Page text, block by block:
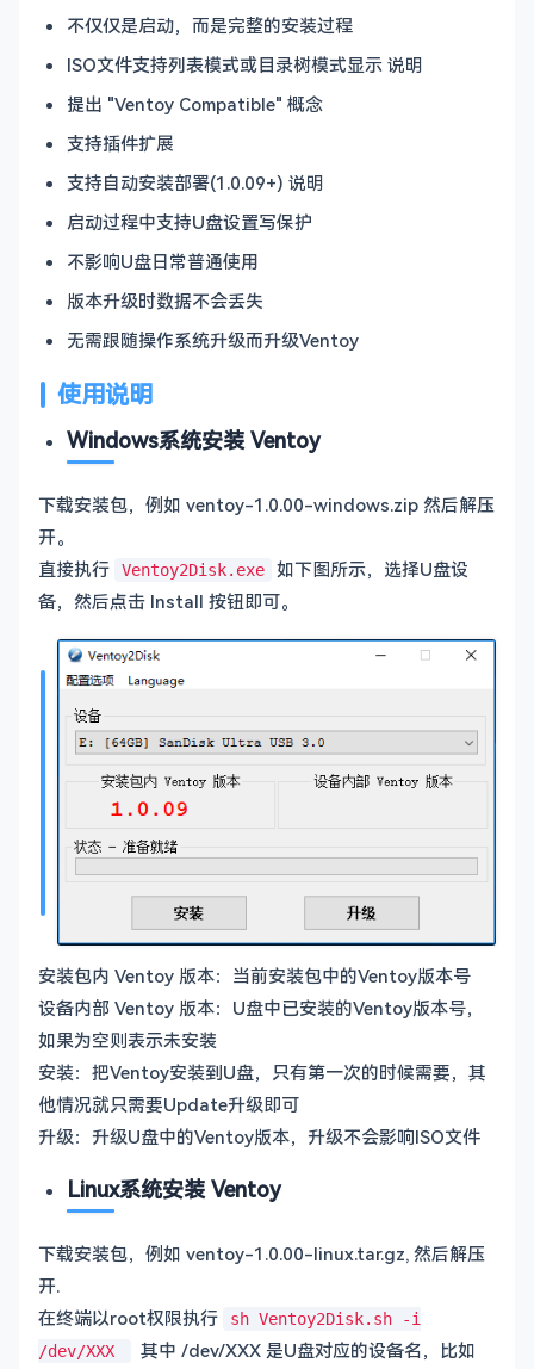
不仅仅是启动，而是完整的安装过程
ISO文件支持列表模式或目录树模式显示 说明
提出 "Ventoy Compatible" 概念
支持插件扩展
支持自动安装部署(1.0.09+) 说明
启动过程中支持U盘设置写保护
不影响U盘日常普通使用
版本升级时数据不会丢失
无需跟随操作系统升级而升级Ventoy
使用说明
Windows系统安装 Ventoy
下载安装包，例如 ventoy-1.0.00-windows.zip 然后解压
开。
直接执行
Ventoy2Disk.exe
如下图所示，选择U盘设
备，然后点击 Install 按钮即可。
安装包内 Ventoy 版本：当前安装包中的Ventoy版本号
设备内部 Ventoy 版本：U盘中已安装的Ventoy版本号，
如果为空则表示未安装
安装：把Ventoy安装到U盘，只有第一次的时候需要，其
他情况就只需要Update升级即可
升级：升级U盘中的Ventoy版本，升级不会影响ISO文件
Linux系统安装 Ventoy
下载安装包，例如 ventoy-1.0.00-linux.tar.gz, 然后解压
开.
在终端以root权限执行
sh Ventoy2Disk.sh -i
/dev/XXX
其中 /dev/XXX 是U盘对应的设备名，比如